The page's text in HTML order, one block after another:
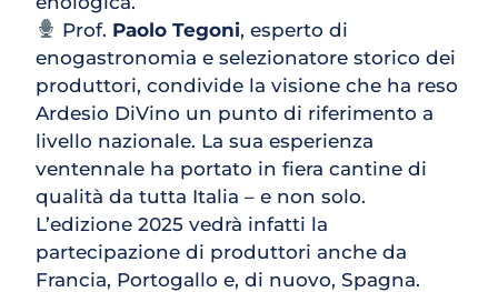
Prof. Paolo Tegoni, esperto di
enogastronomia e selezionatore storico dei
produttori, condivide la visione che ha reso
Ardesio DiVino un punto di riferimento a
livello nazionale. La sua esperienza
ventennale ha portato in fiera cantine di
qualità da tutta Italia – e non solo.
L’edizione 2025 vedrà infatti la
partecipazione di produttori anche da
Francia, Portogallo e, di nuovo, Spagna.